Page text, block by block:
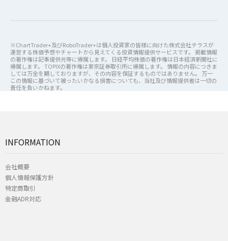
※ChartTrader+及びRoboTrader+は個人投資家の皆様に向けた株式会社テラスが
運営する株価予想やチャートから見えてくる投資情報提供サービスです。 掲載情報
の著作権は記事提供元等に帰属します。 日経平均株価の著作権は日本経済新聞社に
帰属します。 TOPIXの著作権は東京証券取引所に帰属します。 情報の内容につきま
しては万全を期しておりますが、その内容を保証するものではありません。 万一
この情報に基づいて被ったいかなる損害についても、当社及び情報提供者は一切の
責任を負いかねます。
INFORMATION
会社概要
個人情報保護方針
特定商取引
金融ADR対応